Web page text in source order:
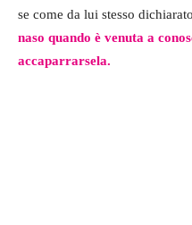
se come da lui stesso dichiarato
naso quando è venuta a
accaparrarsela.